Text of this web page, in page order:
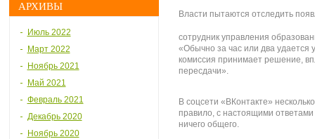
АРХИВЫ
Июль 2022
Март 2022
Ноябрь 2021
Май 2021
Февраль 2021
Декабрь 2020
Ноябрь 2020
Власти пытаются отследить
сотрудник управления
«Обычно за час или два удается
комиссия принимает решение,
пересдачи».
В соцсети «ВКонтакте»
правило, с настоящими
ничего общего.